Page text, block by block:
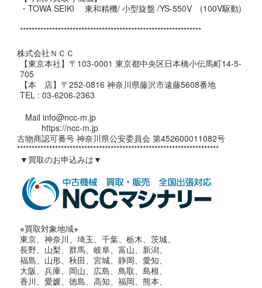
・TOWA SEIKI 東和精機/ 小型旋盤 /YS-550V (100V駆動)
**************************************************************
株式会社ＮＣＣ
【東京本社】〒103-0001 東京都中央区日本橋小伝馬町14-5-
705
【本 店】〒252-0816 神奈川県藤沢市遠藤5608番地
TEL : 03-6206-2363
Mail info@ncc-m.jp
https://ncc-m.jp
古物商認可番号 神奈川県公安委員会 第452600011082号
*********************************************************************
▼買取のお申込みは▼
※買取対象地域※
東京、神奈川、埼玉、千葉、栃木、茨城、
長野、山梨、群馬、岐阜、富山、新潟、
福島、山形、秋田、宮城、静岡、愛知、
大阪、兵庫、岡山、広島、鳥取、島根、
香川、愛媛、徳島、高知、福岡、熊本、